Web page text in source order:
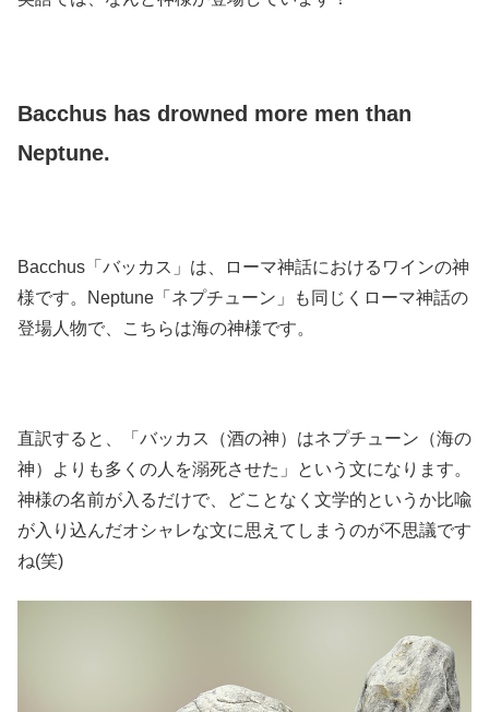
Bacchus has drowned more men than
Neptune.
Bacchus「バッカス」は、ローマ神話におけるワインの神
様です。Neptune「ネプチューン」も同じくローマ神話の
登場人物で、こちらは海の神様です。
直訳すると、「バッカス（酒の神）はネプチューン（海の
神）よりも多くの人を溺死させた」という文になります。
神様の名前が入るだけで、どことなく文学的というか比喩
が入り込んだオシャレな文に思えてしまうのが不思議です
ね(笑)